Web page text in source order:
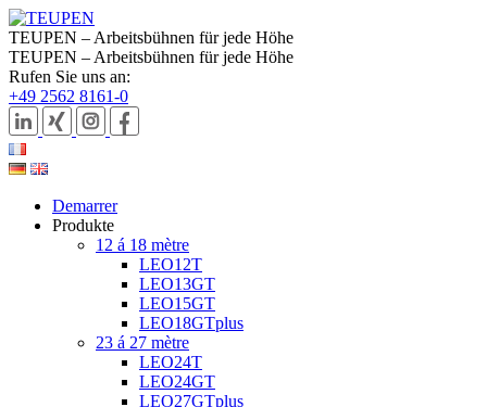
TEUPEN – Arbeitsbühnen für jede Höhe
TEUPEN – Arbeitsbühnen für jede Höhe
Rufen Sie uns an:
+49 2562 8161-0
Demarrer
Produkte
12 á 18 mètre
LEO12T
LEO13GT
LEO15GT
LEO18GTplus
23 á 27 mètre
LEO24T
LEO24GT
LEO27GTplus